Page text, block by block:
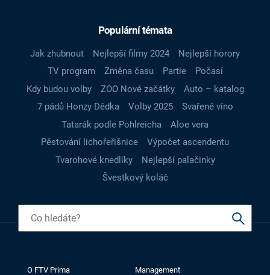
Populární témata
Jak zhubnout Nejlepší filmy 2024
Nejlepší horory
TV program
Změna času Partie
Počasí
Kdy budou volby
ZOO Nové začátky
Auto – katalog
7 pádů Honzy Dědka
Volby 2025
Svařené víno
Tatarák podle Pohlreicha
Aloe vera
Pěstování lichořeřišnice
Výpočet ascendentu
Tvarohové knedlíky
Nejlepší palačinky
Švestkový koláč
O FTV Prima Management